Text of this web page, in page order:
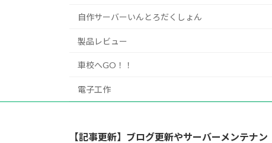
自作サーバーいんとろだくしょん
製品レビュー
車校へGO！！
電子工作
【記事更新】ブログ更新やサーバーメンテナン